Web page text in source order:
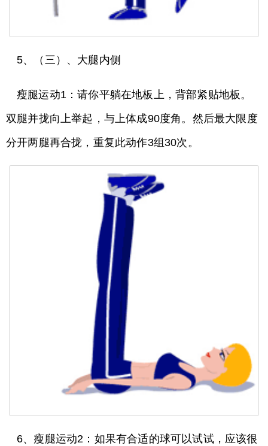
5、（三）、大腿内侧
瘦腿运动1：请你平躺在地板上，背部紧贴地板。
双腿并拢向上举起，与上体成90度角。然后最大限度
分开两腿再合拢，重复此动作3组30次。
6、瘦腿运动2：如果有合适的球可以试试，应该很